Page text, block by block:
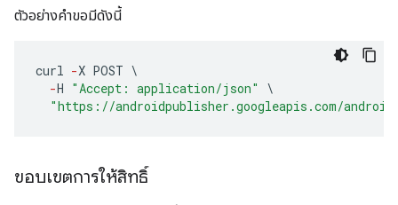
ตัวอย่างคำขอมีดังนี้
curl -X POST \
-H "Accept: application/json"
\
"https://androidpublisher.googleapis.com/
ขอบเขตการให้สิทธิ์